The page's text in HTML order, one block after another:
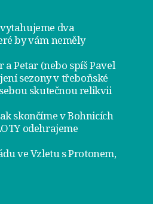
dva
by vám neměly
a Petar (nebo spíš Pavel
sezony vtřeboňské
skutečnou relikvii
skončíme v Bohnicích
odehrajeme
ve Vzletu s Protonem,